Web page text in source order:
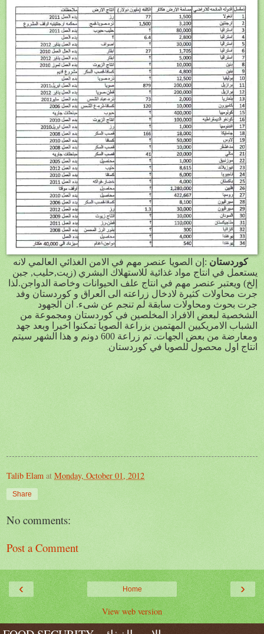
كوردستان :إن الصويا عنصر مهم في الامن الغذائي العالمي لانه
يستعمل في انتاج مواد غذائية للاستهلاك البشري (زيت,حليب, جبن
إلخ) ويعتبر عنصر مهم في انتاج علف الحيوانات وخاصة الدواجن.لذا
جرت محاولات كثيرة لادخال زراعته الى العراق و كوردستان وفد
جرت بحوث ومحاولات سابقة لم تنجم عن شىء. ان الجهود
الشخصية لبعض الافراد المخلصين في كوردستان ومجموعة من
الشباب الامريكيين المهتمين بزراعة الصويا تمكنوا اخيرا وبعد جهد
ومعارضة من بعض الجهات. تم زراعة 600 دونم و هذا الشهر سيتم
انتاج اول محصول للصويا في كوردستان.
Talib Elam at Monday, October 01, 2012
Share
No comments:
Post a Comment
‹ ›
Home
View web version